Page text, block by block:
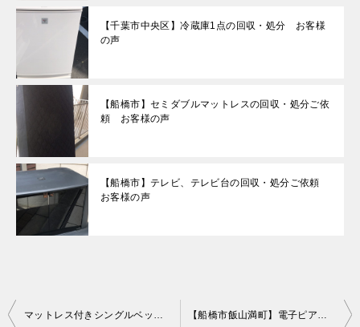
【千葉市中央区】冷蔵庫1点の回収・処分 お客様
の声
【船橋市】セミダブルマットレスの回収・処分ご依
頼 お客様の声
【船橋市】テレビ、テレビ台の回収・処分ご依頼
お客様の声
投
マットレス付きシングルベッドの回収・処分ご依頼 お客様の声 【船橋市飯山満町】電子ピアノの回収・処分ご依頼 お客様の声